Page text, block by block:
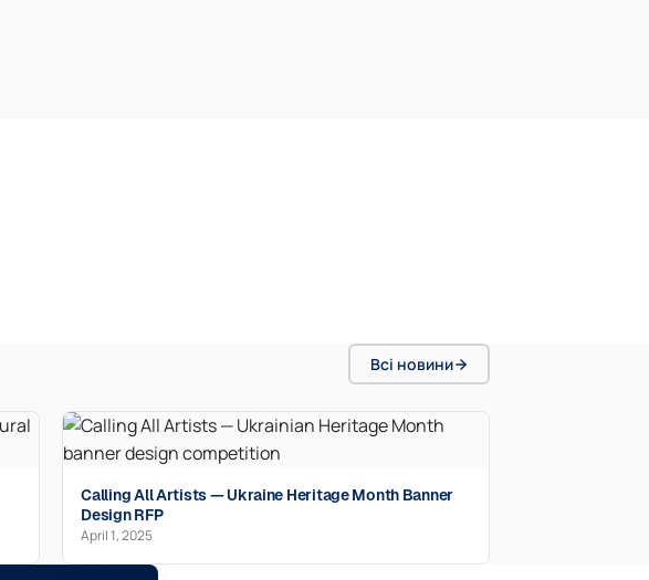
Всі новини
Calling All Artists — Ukraine Heritage Month Banner
Design RFP
April 1, 2025